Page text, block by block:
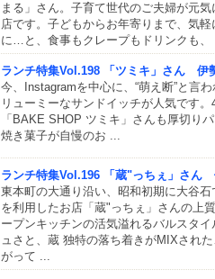
まる」さん。子育て世代のご夫婦が元
店です。子どもからお年寄りまで、気
に…と、食事もクレープもドリンクも、
ランチ特集Vol.198 「ツミキ」さん 伊
今、Instagramを中心に、“萌え断”と言
リューミーなサンドイッチが人気です
「BAKE SHOP ツミキ」さんも厚切り
焼き菓子が自慢のお ...
ランチ特集Vol.196 「蔵"っちぇ」さん
東本町の大通り沿い、昭和初期に大谷石
を利用したお店「蔵"っちぇ」さんの上
ープンキッチンの活気溢れるバルスタ
ュさと、蔵 独特の落ち着きがMIXされ
がって ...